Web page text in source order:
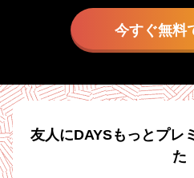
今すぐ無料
友人にDAYSもっとプレ
た